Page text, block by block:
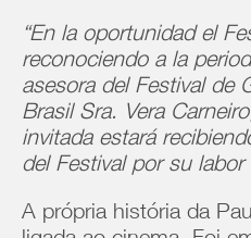
“En la oportunidad el
reconociendo a la
asesora del Festival de
Brasil Sra. Vera
invitada estará
del Festival por su labor
A própria história da